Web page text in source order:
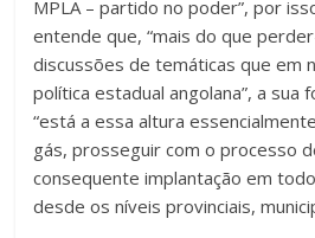
MPLA – partido no poder”, por
entende que, “mais do que
discussões de temáticas que em
política estadual angolana”, a sua
“está a essa altura
gás, prosseguir com o processo
consequente implantação em
desde os níveis provinciais,